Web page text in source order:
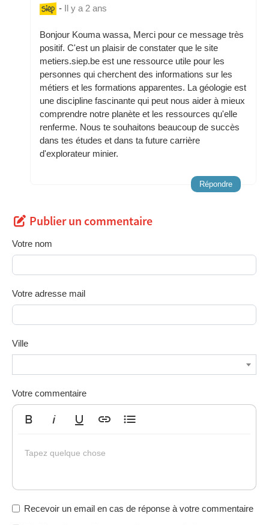
- Il y a 2 ans
Bonjour Kouma wassa, Merci pour ce message très
positif. C'est un plaisir de constater que le site
metiers.siep.be est une ressource utile pour les
personnes qui cherchent des informations sur les
métiers et les formations apparentes. La géologie est
une discipline fascinante qui peut nous aider à mieux
comprendre notre planète et les ressources qu'elle
renferme. Nous te souhaitons beaucoup de succès
dans tes études et dans ta future carrière
d'explorateur minier.
Répondre
Publier un commentaire
Votre nom
Votre adresse mail
Ville
Votre commentaire
Tapez quelque chose
Recevoir un email en cas de réponse à votre commentaire